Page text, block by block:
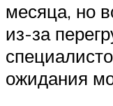
месяца, но
из-за
ожидания